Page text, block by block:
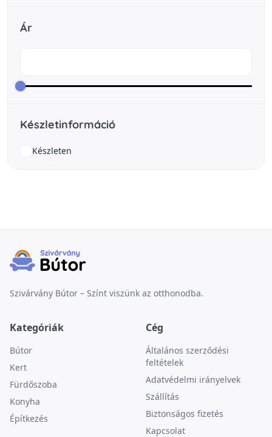
Ár
Készletinformáció
Készleten
Szivárvány Bútor – Színt viszünk az otthonodba.
Kategóriák
Bútor
Kert
Fürdőszoba
Konyha
Építkezés
Cég
Általános szerződési
feltételek
Adatvédelmi irányelvek
Szállítás
Biztonságos fizetés
Kapcsolat